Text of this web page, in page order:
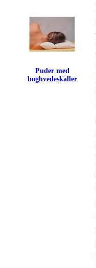
Puder med
boghvedeskaller